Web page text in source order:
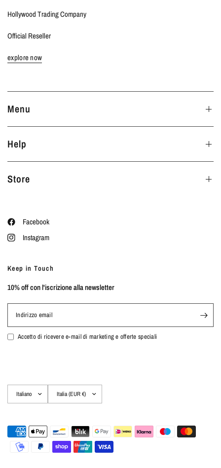
Hollywood Trading Company
Official Reseller
explore now
Menu
Help
Store
Facebook
Instagram
Keep in Touch
10% off con l'iscrizione alla newsletter
Indirizzo email
Accetto di ricevere e-mail di marketing e offerte speciali
paese/area
paese/area